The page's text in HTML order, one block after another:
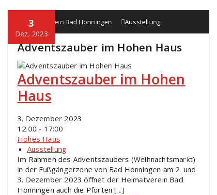
3
Dez, 2023
Heimatverein Bad Hönningen Ausstellung
Adventszauber im Hohen Haus
Adventszauber im Hohen
Haus
3. Dezember 2023
12:00 - 17:00
Hohes Haus
Ausstellung
Im Rahmen des Adventszaubers (Weihnachtsmarkt)
in der Fußgängerzone von Bad Hönningen am 2. und
3. Dezember 2023 öffnet der Heimatverein Bad
Hönningen auch die Pforten [...]